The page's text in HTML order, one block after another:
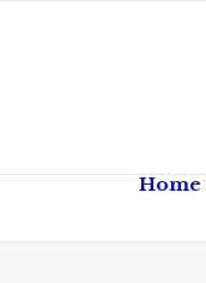
Home